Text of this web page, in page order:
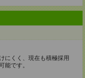
にくく、現在も積極採用
能です。